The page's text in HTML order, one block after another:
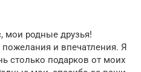
мои родные друзья!
и впечатления. Я
столько подарков от моих